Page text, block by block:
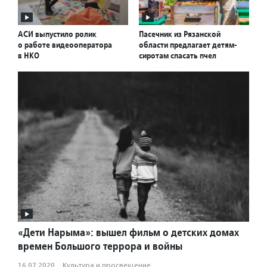
АСИ выпустило ролик
о работе видеооператора
в НКО
Пасечник из Рязанской
области предлагает детям-
сиротам спасать пчел
«Дети Нарыма»: вышел фильм о детских домах
времен Большого террора и войны